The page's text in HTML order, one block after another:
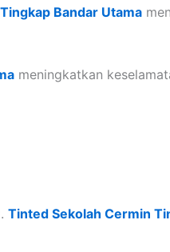
Bandar Utama
meningkatkan
Tinted Sekolah Cermin